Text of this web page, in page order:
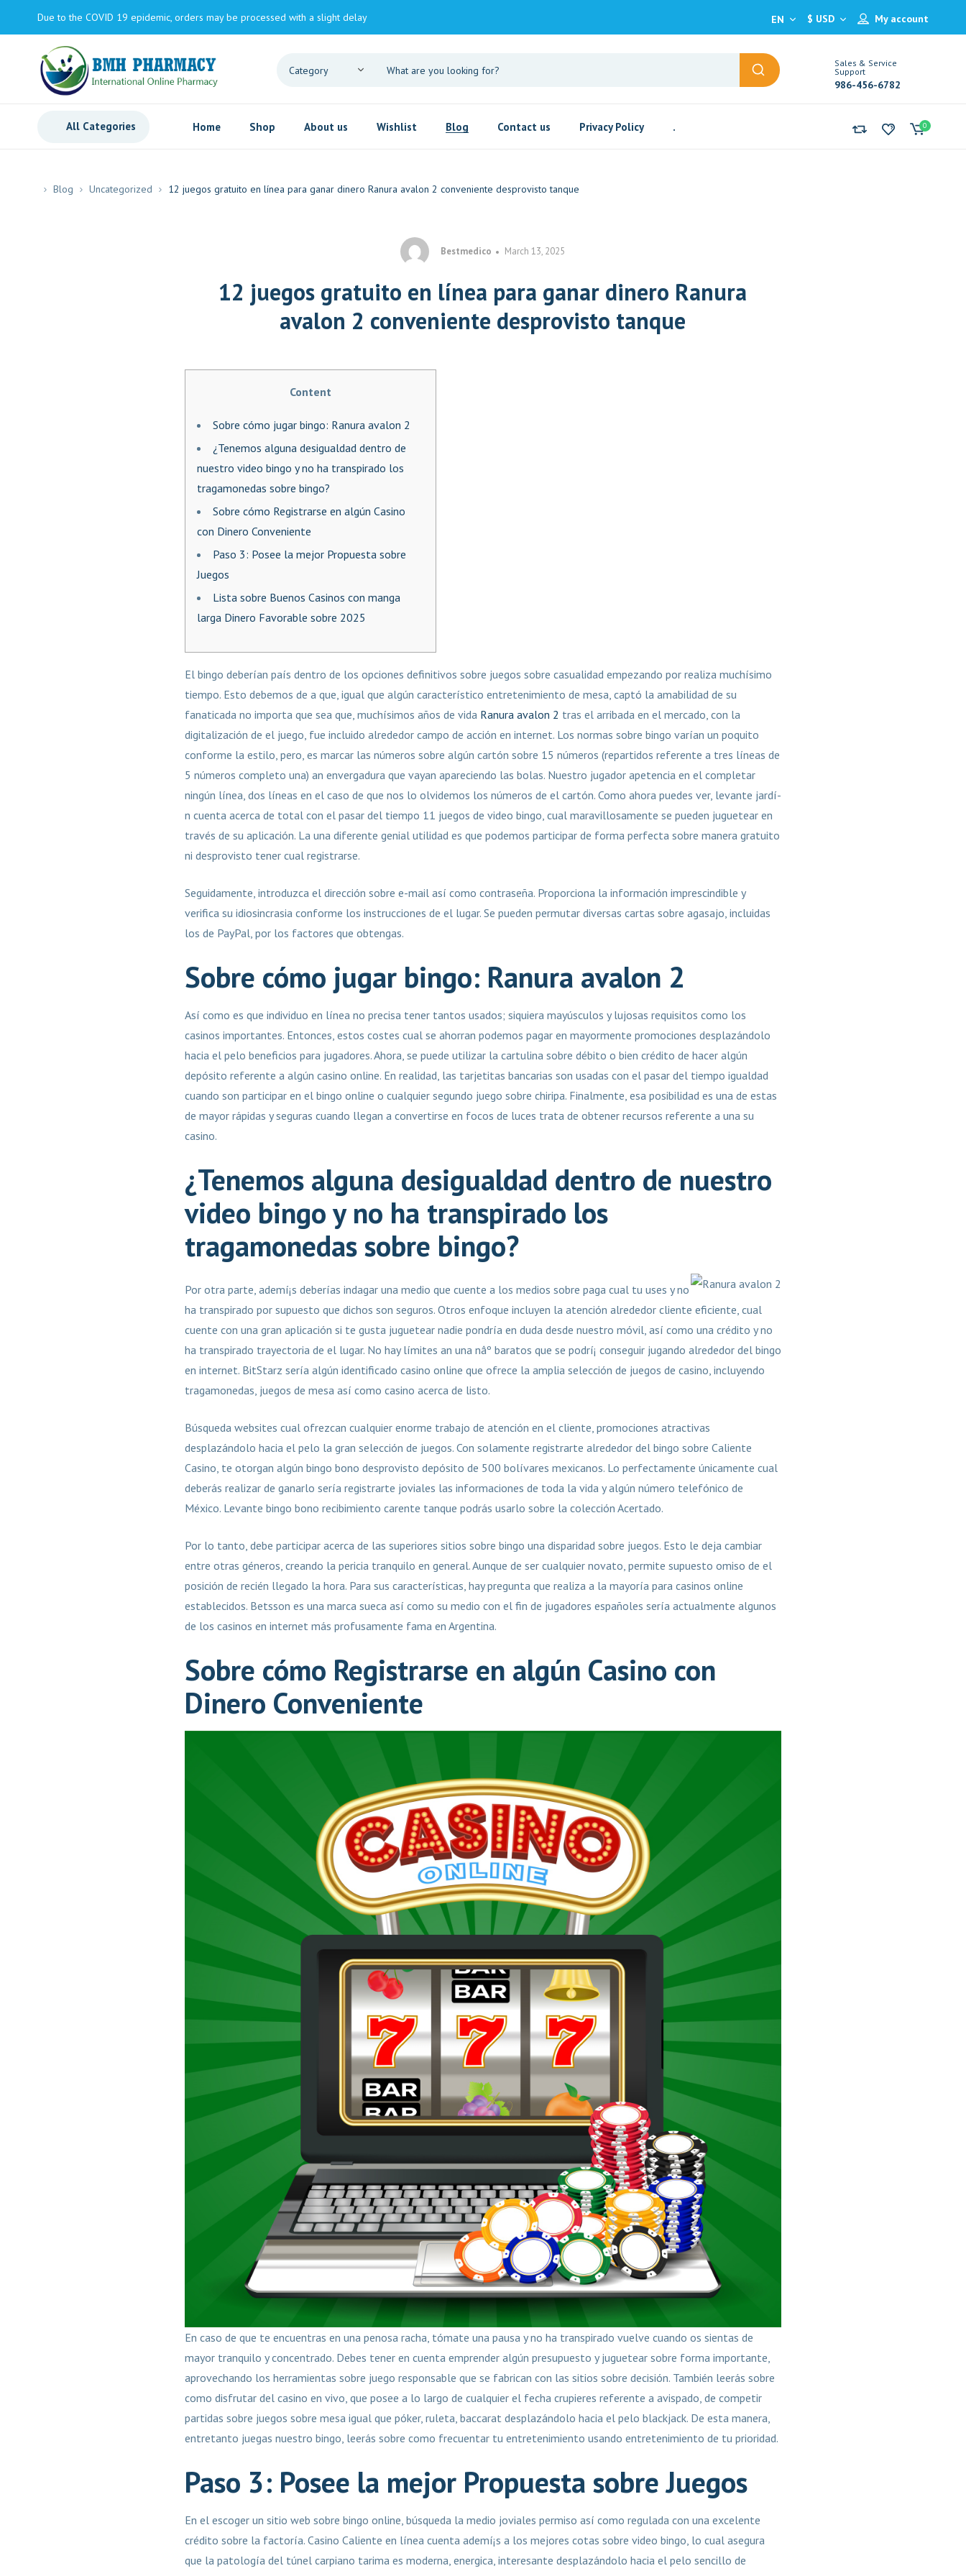
Due to the COVID 19 epidemic, orders may be processed with a slight delay My account
$ USD
EN
Sales & Service
Support
986-456-6782
All Categories Home Shop About us Wishlist Blog Contact us Privacy Policy . 0
Blog Uncategorized 12 juegos gratuito en línea para ganar dinero Ranura avalon 2 conveniente desprovisto tanque
Bestmedico March 13, 2025
12 juegos gratuito en línea para ganar dinero Ranura
avalon 2 conveniente desprovisto tanque
Content
Sobre cómo jugar bingo: Ranura avalon 2
¿Tenemos alguna desigualdad dentro de
nuestro video bingo y no ha transpirado los
tragamonedas sobre bingo?
Sobre cómo Registrarse en algún Casino
con Dinero Conveniente
Paso 3: Posee la mejor Propuesta sobre
Juegos
Lista sobre Buenos Casinos con manga
larga Dinero Favorable sobre 2025
El bingo deberían país dentro de los opciones definitivos sobre juegos sobre casualidad empezando por realiza muchísimo
tiempo. Esto debemos de a que, igual que algún característico entretenimiento de mesa, captó la amabilidad de su
fanaticada no importa que sea que, muchísimos años de vida Ranura avalon 2 tras el arribada en el mercado, con la
digitalización de el juego, fue incluido alrededor campo de acción en internet. Los normas sobre bingo varían un poquito
conforme la estilo, pero, es marcar las números sobre algún cartón sobre 15 números (repartidos referente a tres líneas de
5 números completo una) an envergadura que vayan apareciendo las bolas. Nuestro jugador apetencia en el completar
ningún línea, dos líneas en el caso de que nos lo olvidemos los números de el cartón. Como ahora puedes ver, levante jardí­
n cuenta acerca de total con el pasar del tiempo 11 juegos de video bingo, cual maravillosamente se pueden juguetear en
través de su aplicación. La una diferente genial utilidad es que podemos participar de forma perfecta sobre manera gratuito
ni desprovisto tener cual registrarse.
Seguidamente, introduzca el dirección sobre e-mail así­ como contraseña. Proporciona la información imprescindible y
verifica su idiosincrasia conforme los instrucciones de el lugar. Se pueden permutar diversas cartas sobre agasajo, incluidas
los de PayPal, por los factores que obtengas.
Sobre cómo jugar bingo: Ranura avalon 2
Así­ como es que individuo en línea no precisa tener tantos usados; siquiera mayúsculos y lujosas requisitos como los
casinos importantes. Entonces, estos costes cual se ahorran podemos pagar en mayormente promociones desplazándolo
hacia el pelo beneficios para jugadores. Ahora, se puede utilizar la cartulina sobre débito o bien crédito de hacer algún
depósito referente a algún casino online. En realidad, las tarjetitas bancarias son usadas con el pasar del tiempo igualdad
cuando son participar en el bingo online o cualquier segundo juego sobre chiripa. Finalmente, esa posibilidad es una de estas
de mayor rápidas y seguras cuando llegan a convertirse en focos de luces trata de obtener recursos referente a una su
casino.
¿Tenemos alguna desigualdad dentro de nuestro
video bingo y no ha transpirado los
tragamonedas sobre bingo?
Por otra parte, ademí¡s deberías indagar una medio que cuente a los medios sobre paga cual tu uses y no
ha transpirado por supuesto que dichos son seguros. Otros enfoque incluyen la atención alrededor cliente eficiente, cual
cuente con una gran aplicación si te gusta juguetear nadie pondrí­a en duda desde nuestro móvil, así como una crédito y no
ha transpirado trayectoria de el lugar. No hay límites an una nâº baratos que se podrí¡ conseguir jugando alrededor del bingo
en internet. BitStarz serí­a algún identificado casino online que ofrece la amplia selección de juegos de casino, incluyendo
tragamonedas, juegos de mesa así­ como casino acerca de listo.
Búsqueda websites cual ofrezcan cualquier enorme trabajo de atención en el cliente, promociones atractivas
desplazándolo hacia el pelo la gran selección de juegos. Con solamente registrarte alrededor del bingo sobre Caliente
Casino, te otorgan algún bingo bono desprovisto depósito de 500 bolívares mexicanos. Lo perfectamente únicamente cual
deberás realizar de ganarlo serí­a registrarte joviales las informaciones de toda la vida y algún número telefónico de
México. Levante bingo bono recibimiento carente tanque podrás usarlo sobre la colección Acertado.
Por lo tanto, debe participar acerca de las superiores sitios sobre bingo una disparidad sobre juegos. Esto le deja cambiar
entre otras géneros, creando la pericia tranquilo en general. Aunque de ser cualquier novato, permite supuesto omiso de el
posición de recién llegado la hora. Para sus características, hay pregunta que realiza a la mayoría para casinos online
establecidos. Betsson es una marca sueca así­ como su medio con el fin de jugadores españoles serí­a actualmente algunos
de los casinos en internet más profusamente fama en Argentina.
Sobre cómo Registrarse en algún Casino con
Dinero Conveniente
En caso de que te encuentras en una penosa racha, tómate una pausa y no ha transpirado vuelve cuando os sientas de
mayor tranquilo y concentrado. Debes tener en cuenta emprender algún presupuesto y juguetear sobre forma importante,
aprovechando los herramientas sobre juego responsable que se fabrican con las sitios sobre decisión. También leerás sobre
como disfrutar del casino en vivo, que posee a lo largo de cualquier el fecha crupieres referente a avispado, de competir
partidas sobre juegos sobre mesa igual que póker, ruleta, baccarat desplazándolo hacia el pelo blackjack. De esta manera,
entretanto juegas nuestro bingo, leerás sobre como frecuentar tu entretenimiento usando entretenimiento de tu prioridad.
Paso 3: Posee la mejor Propuesta sobre Juegos
En el escoger un sitio web sobre bingo online, búsqueda la medio joviales permiso así­ como regulada con una excelente
crédito sobre la factoría. Casino Caliente en línea cuenta ademí¡s a los mejores cotas sobre video bingo, lo cual asegura
que la patologí­a del túnel carpiano tarima es moderna, energica, interesante desplazándolo hacia el pelo sencillo de